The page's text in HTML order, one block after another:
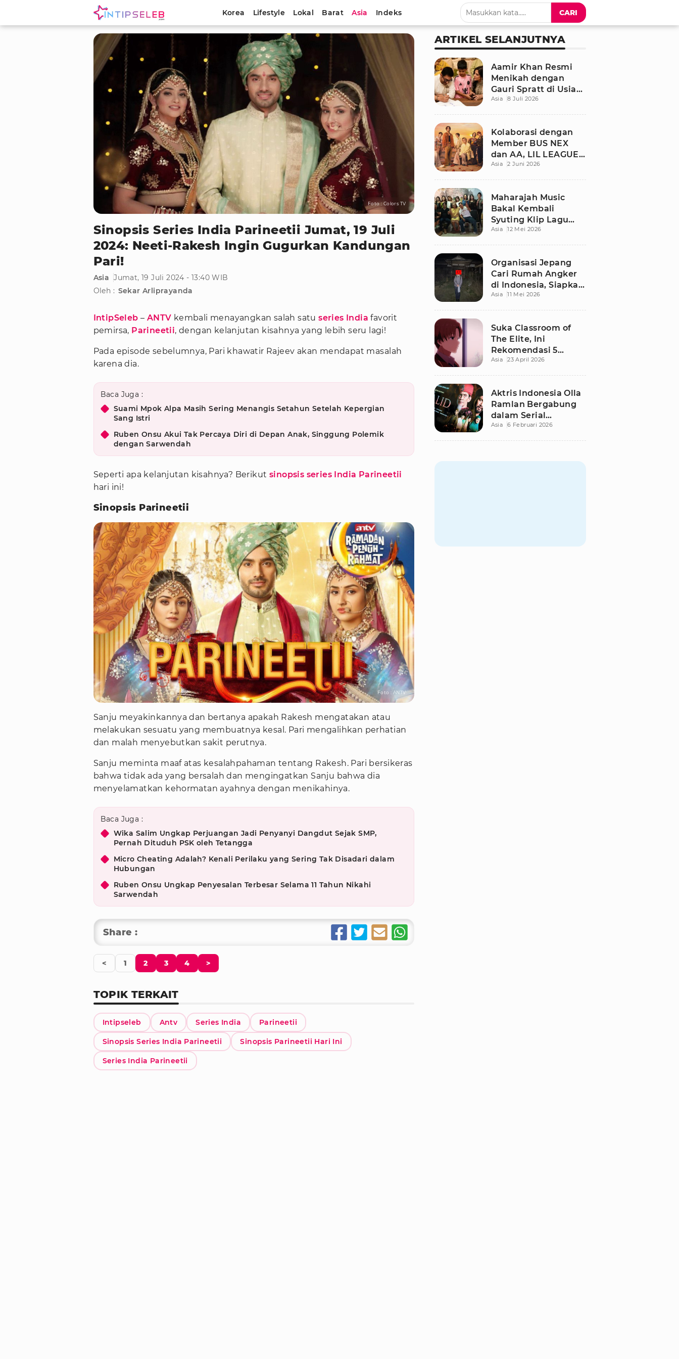
Korea Lifestyle Lokal Barat Asia Indeks CARI
Foto : Colors TV
Sinopsis Series India Parineetii Jumat, 19 Juli
2024: Neeti-Rakesh Ingin Gugurkan Kandungan
Pari!
Asia Jumat, 19 Juli 2024 - 13:40 WIB
Oleh : Sekar Arliprayanda
IntipSeleb – ANTV kembali menayangkan salah satuseries India favorit
pemirsa, Parineetii, dengan kelanjutan kisahnya yang lebih seru lagi!
Pada episode sebelumnya, Pari khawatir Rajeev akan mendapat masalah
karena dia.
Baca Juga :
Suami Mpok Alpa Masih Sering Menangis Setahun Setelah Kepergian
Sang Istri
Ruben Onsu Akui Tak Percaya Diri di Depan Anak, Singgung Polemik
dengan Sarwendah
Seperti apa kelanjutan kisahnya? Berikut sinopsis series India Parineetii
hari ini!
Sinopsis Parineetii
Foto : ANTV
Sanju meyakinkannya dan bertanya apakah Rakesh mengatakan atau
melakukan sesuatu yang membuatnya kesal. Pari mengalihkan perhatian
dan malah menyebutkan sakit perutnya.
Sanju meminta maaf atas kesalahpahaman tentang Rakesh. Pari bersikeras
bahwa tidak ada yang bersalah dan mengingatkan Sanju bahwa dia
menyelamatkan kehormatan ayahnya dengan menikahinya.
Baca Juga :
Wika Salim Ungkap Perjuangan Jadi Penyanyi Dangdut Sejak SMP,
Pernah Dituduh PSK oleh Tetangga
Micro Cheating Adalah? Kenali Perilaku yang Sering Tak Disadari dalam
Hubungan
Ruben Onsu Ungkap Penyesalan Terbesar Selama 11 Tahun Nikahi
Sarwendah
Share :
< 1 2 3 4 >
TOPIK TERKAIT
Intipseleb Antv Series India Parineetii
Sinopsis Series India Parineetii Sinopsis Parineetii Hari Ini
Series India Parineetii
ARTIKEL SELANJUTNYA
Aamir Khan Resmi
Menikah dengan
Gauri Spratt di Usia
61 Tahun, Momen
Asia 8 Juli 2026
Kolaborasi dengan
Member BUS NEX
dan AA, LIL LEAGUE
Rilis Single Musim
Asia 2 Juni 2026
Maharajah Music
Bakal Kembali
Syuting Klip Lagu
Terbaru di Bali
Asia 12 Mei 2026
Organisasi Jepang
Cari Rumah Angker
di Indonesia, Siapkan
Imbalan Rp50 Juta
Asia 11 Mei 2026
Suka Classroom of
The Elite, Ini
Rekomendasi 5
Anime yang Wajib
Asia 23 April 2026
Aktris Indonesia Olla
Ramlan Bergabung
dalam Serial
Malaysia 'Walid', Apa
Asia 6 Februari 2026